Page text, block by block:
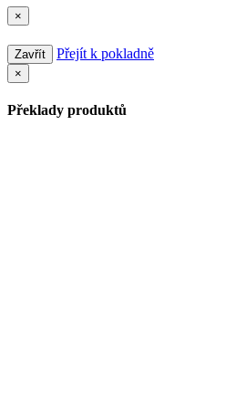
×
Zavřít Přejít k pokladně
×
Překlady produktů